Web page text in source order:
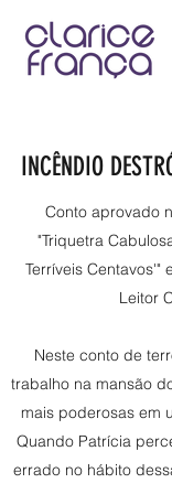
INCÊNDIO
Conto aprovado
"Triquetra
Terríveis Centavos'"
Leitor
Neste conto de
trabalho na mansão
mais poderosas em
Quando Patrícia
errado no hábito